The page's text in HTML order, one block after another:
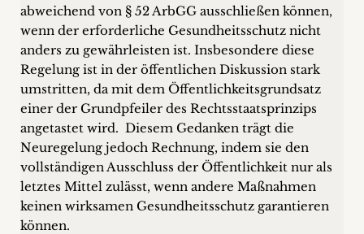
abweichend von § 52 ArbGG ausschließen können,
wenn der erforderliche Gesundheitsschutz nicht
anders zu gewährleisten ist. Insbesondere diese
Regelung ist in der öffentlichen Diskussion stark
umstritten, da mit dem Öffentlichkeitsgrundsatz
einer der Grundpfeiler des Rechtsstaatsprinzips
angetastet wird. Diesem Gedanken trägt die
Neuregelung jedoch Rechnung, indem sie den
vollständigen Ausschluss der Öffentlichkeit nur als
letztes Mittel zulässt, wenn andere Maßnahmen
keinen wirksamen Gesundheitsschutz garantieren
können.